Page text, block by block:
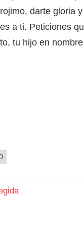
darte gloria y
a ti. Peticiones
tu hijo en